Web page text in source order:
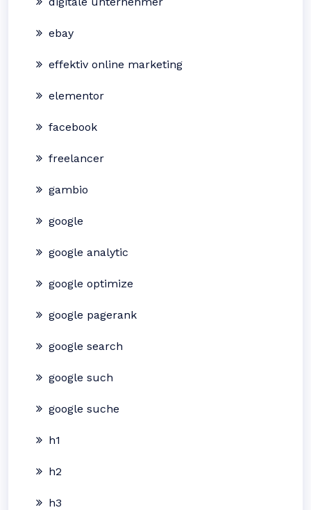
ebay
effektiv online marketing
elementor
facebook
freelancer
gambio
google
google analytic
google optimize
google pagerank
google search
google such
google suche
h1
h2
h3